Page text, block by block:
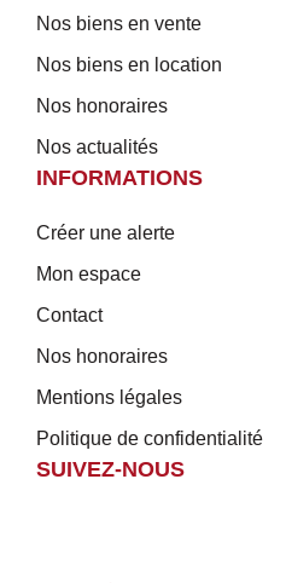
Nos biens en vente
Nos biens en location
Nos honoraires
Nos actualités
INFORMATIONS
Créer une alerte
Mon espace
Contact
Nos honoraires
Mentions légales
Politique de confidentialité
SUIVEZ-NOUS